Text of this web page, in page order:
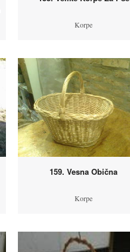
Korpe
159. Vesna Obična
Korpe